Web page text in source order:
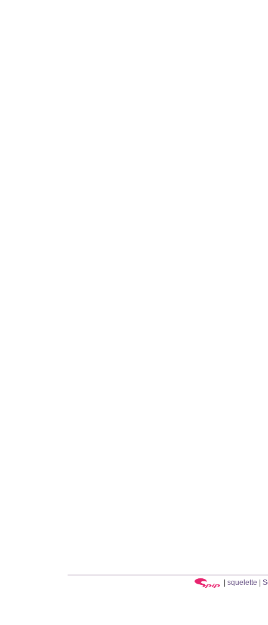
| squelette |